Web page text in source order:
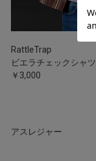
RattleTrap
ビエラチェックシャツ
￥3,000
アスレジャー